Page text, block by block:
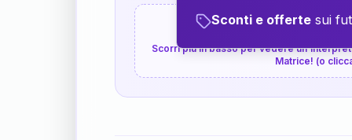
👇 P.S. Interpretazione
Scorri più in basso per vedere
Matrice! (o
Sconti e offerte sui